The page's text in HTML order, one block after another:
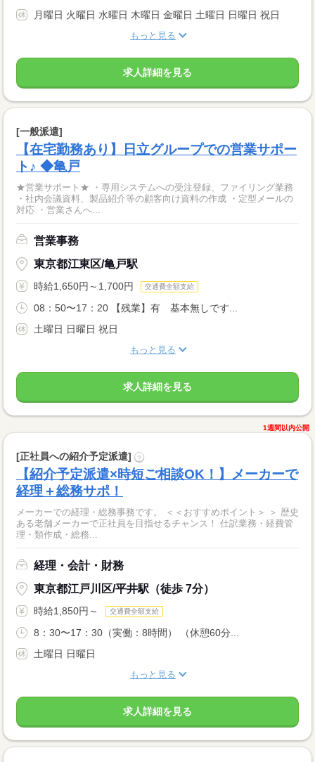
月曜日 火曜日 水曜日 木曜日 金曜日 土曜日 日曜日 祝日
もっと見る
求人詳細を見る
[一般派遣]
【在宅勤務あり】日立グループでの営業サポー
ト♪ ◆亀戸
★営業サポート★ ・専用システムへの受注登録、ファイリング業務
・社内会議資料、製品紹介等の顧客向け資料の作成 ・定型メールの
対応 ・営業さんへ...
営業事務
東京都江東区/亀戸駅
時給1,650円～1,700円 交通費全額支給
08：50〜17：20 【残業】有 基本無しです...
土曜日 日曜日 祝日
もっと見る
求人詳細を見る
1週間以内公開
[正社員への紹介予定派遣] ?
【紹介予定派遣×時短ご相談OK！】メーカーで
経理＋総務サポ！
メーカーでの経理・総務事務です。 ＜＜おすすめポイント＞ ＞ 歴史
ある老舗メーカーで正社員を目指せるチャンス！ 仕訳業務・経費管
理・類作成・総務...
経理・会計・財務
東京都江戸川区/平井駅（徒歩 7分）
時給1,850円～ 交通費全額支給
8：30〜17：30（実働：8時間） （休憩60分...
土曜日 日曜日
もっと見る
求人詳細を見る